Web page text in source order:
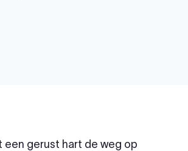
gerust hart de weg op